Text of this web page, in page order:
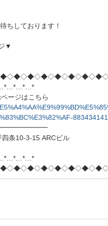
ちしております！
▼
ージはこちら
条10-3-15 ARCビル